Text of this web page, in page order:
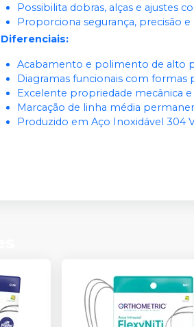
Possibilita dobras, alças e ajustes
Proporciona segurança, precisão
Diferenciais:
Acabamento e polimento de alto
Diagramas funcionais com formas
Excelente propriedade mecânica e
Marcação de linha média
Produzido em Aço Inoxidável